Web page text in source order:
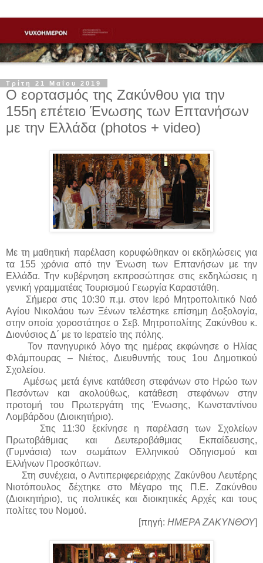
Τρίτη 21 Μαΐου 2019
Ο εορτασμός της Ζακύνθου για την
155η επέτειο Ένωσης των Επτανήσων
με την Ελλάδα (photos + video)
Με τη μαθητική παρέλαση κορυφώθηκαν οι εκδηλώσεις για
τα 155 χρόνια από την Ένωση των Επτανήσων με την
Ελλάδα. Την κυβέρνηση εκπροσώπησε στις εκδηλώσεις η
γενική γραμματέας Τουρισμού Γεωργία Καραστάθη.
Σήμερα στις 10:30 π.μ. στον Ιερό Μητροπολιτικό Ναό
Αγίου Νικολάου των Ξένων τελέστηκε επίσημη Δοξολογία,
στην οποία χοροστάτησε ο Σεβ. Μητροπολίτης Ζακύνθου κ.
Διονύσιος Δ΄ με το Ιερατείο της πόλης.
Τον πανηγυρικό λόγο της ημέρας εκφώνησε o Ηλίας
Φλάμπουρας – Νιέτος, Διευθυντής τους 1ου Δημοτικού
Σχολείου.
Αμέσως μετά έγινε κατάθεση στεφάνων στο Ηρώο των
Πεσόντων και ακολούθως, κατάθεση στεφάνων στην
προτομή του Πρωτεργάτη της Ένωσης, Κωνσταντίνου
Λομβάρδου (Διοικητήριο).
Στις 11:30 ξεκίνησε η παρέλαση των Σχολείων
Πρωτοβάθμιας και Δευτεροβάθμιας Εκπαίδευσης,
(Γυμνάσια) των σωμάτων Ελληνικού Οδηγισμού και
Ελλήνων Προσκόπων.
Στη συνέχεια, ο Αντιπεριφερειάρχης Ζακύνθου Λευτέρης
Νιοτόπουλος δέχτηκε στο Μέγαρο της Π.Ε. Ζακύνθου
(Διοικητήριο), τις πολιτικές και διοικητικές Αρχές και τους
πολίτες του Νομού.
[πηγή: ΗΜΕΡΑ ΖΑΚΥΝΘΟΥ]